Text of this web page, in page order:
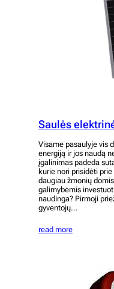
Saulės
Visame pasaulyje vis
energiją ir jos naudą
įgalinimas padeda
kurie nori prisidėti
daugiau žmonių
galimybėmis
naudinga? Pirmoji
gyventojų…
read more